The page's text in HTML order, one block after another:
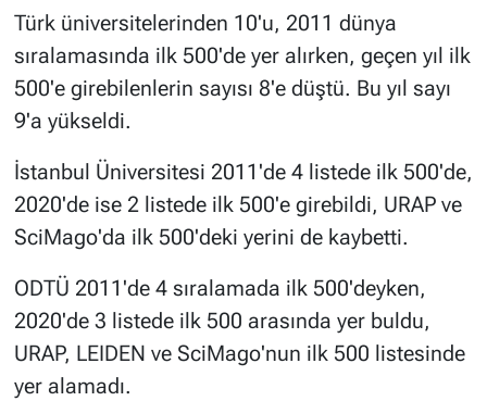
Türk üniversitelerinden 10'u, 2011 dünya
sıralamasında ilk 500'de yer alırken, geçen yıl ilk
500'e girebilenlerin sayısı 8'e düştü. Bu yıl sayı
9'a yükseldi.
İstanbul Üniversitesi 2011'de 4 listede ilk 500'de,
2020'de ise 2 listede ilk 500'e girebildi, URAP ve
SciMago'da ilk 500'deki yerini de kaybetti.
ODTÜ 2011'de 4 sıralamada ilk 500'deyken,
2020'de 3 listede ilk 500 arasında yer buldu,
URAP, LEIDEN ve SciMago'nun ilk 500 listesinde
yer alamadı.